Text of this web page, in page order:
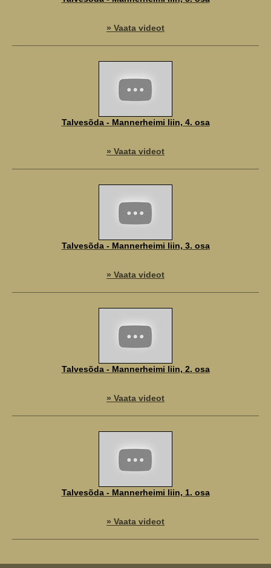
» Vaata videot
Talvesõda - Mannerheimi liin, 4. osa
» Vaata videot
Talvesõda - Mannerheimi liin, 3. osa
» Vaata videot
Talvesõda - Mannerheimi liin, 2. osa
» Vaata videot
Talvesõda - Mannerheimi liin, 1. osa
» Vaata videot